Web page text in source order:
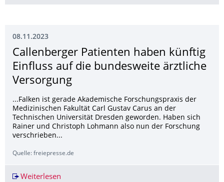
08.11.2023
Callenberger Patienten haben künftig
Einfluss auf die bundesweite ärztliche
Versorgung
...Falken ist gerade Akademische Forschungspraxis der
Medizinischen Fakultät Carl Gustav Carus an der
Technischen Universität Dresden geworden. Haben sich
Rainer und Christoph Lohmann also nun der Forschung
verschrieben...
Quelle: freiepresse.de
Weiterlesen